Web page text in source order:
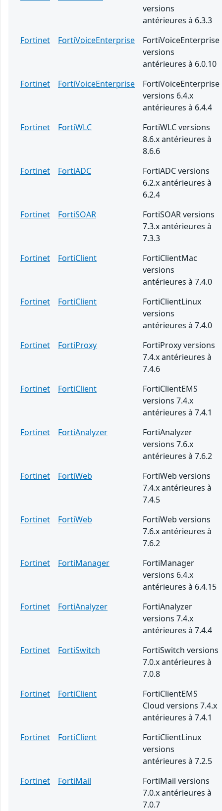
versions
antérieures à 6.3.3
Fortinet
FortiVoiceEnterprise
FortiVoiceEnterprise
versions
antérieures à 6.0.10
Fortinet
FortiVoiceEnterprise
FortiVoiceEnterprise
versions 6.4.x
antérieures à 6.4.4
Fortinet
FortiWLC
FortiWLC versions
8.6.x antérieures à
8.6.6
Fortinet
FortiADC
FortiADC versions
6.2.x antérieures à
6.2.4
Fortinet
FortiSOAR
FortiSOAR versions
7.3.x antérieures à
7.3.3
Fortinet
FortiClient
FortiClientMac
versions
antérieures à 7.4.0
Fortinet
FortiClient
FortiClientLinux
versions
antérieures à 7.4.0
Fortinet
FortiProxy
FortiProxy versions
7.4.x antérieures à
7.4.6
Fortinet
FortiClient
FortiClientEMS
versions 7.4.x
antérieures à 7.4.1
Fortinet
FortiAnalyzer
FortiAnalyzer
versions 7.6.x
antérieures à 7.6.2
Fortinet
FortiWeb
FortiWeb versions
7.4.x antérieures à
7.4.5
Fortinet
FortiWeb
FortiWeb versions
7.6.x antérieures à
7.6.2
Fortinet
FortiManager
FortiManager
versions 6.4.x
antérieures à 6.4.15
Fortinet
FortiAnalyzer
FortiAnalyzer
versions 7.4.x
antérieures à 7.4.4
Fortinet
FortiSwitch
FortiSwitch versions
7.0.x antérieures à
7.0.8
Fortinet
FortiClient
FortiClientEMS
Cloud versions 7.4.x
antérieures à 7.4.1
Fortinet
FortiClient
FortiClientLinux
versions
antérieures à 7.2.5
Fortinet
FortiMail
FortiMail versions
7.0.x antérieures à
7.0.7